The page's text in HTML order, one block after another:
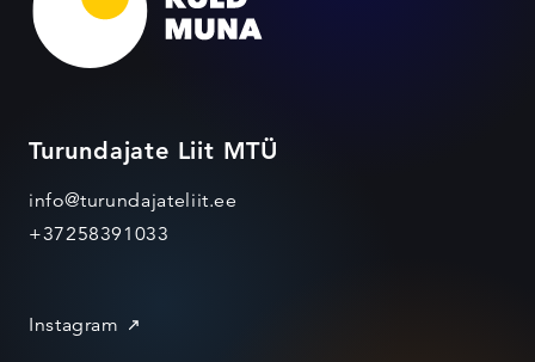
Turundajate Liit MTÜ
info@turundajateliit.ee
+37258391033
Instagram